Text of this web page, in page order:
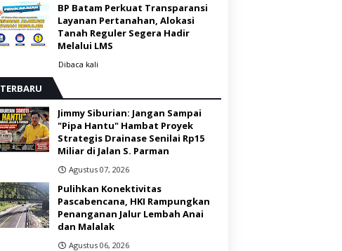
BP Batam Perkuat Transparansi
Layanan Pertanahan, Alokasi
Tanah Reguler Segera Hadir
Melalui LMS
Dibaca kali
TERBARU
Jimmy Siburian: Jangan Sampai
"Pipa Hantu" Hambat Proyek
Strategis Drainase Senilai Rp15
Miliar di Jalan S. Parman
Agustus 07, 2026
Pulihkan Konektivitas
Pascabencana, HKI Rampungkan
Penanganan Jalur Lembah Anai
dan Malalak
Agustus 06, 2026